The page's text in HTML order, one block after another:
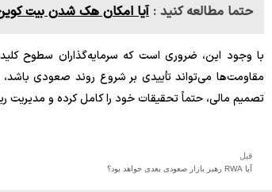
حتما مطالعه کنید : آیا امکان هک شدن بیت
با وجود این، ضروری است که سرمایه‌گذاران سطوح
مقاومت‌ها می‌تواند تأییدی بر شروع روند صعودی
تصمیم مالی، حتماً تحقیقات خود را کامل کرده و مدیریت
قبل
آیا RWA رهبر بازار صعودی بعدی خواهد بود؟